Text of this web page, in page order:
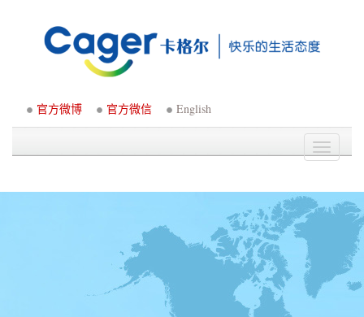
官方微博 官方微信 English
Toggle